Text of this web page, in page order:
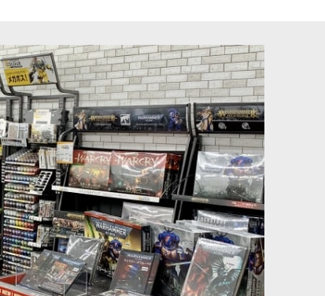
。 『ウォーハンマー40,000：コンバットパトロール』を
。 『ウォーハンマー40,000：コンバットパトロール』を
6号[38983]
[週刊ウォーハンマー] コンバットパトロール 15号
[38983]
2,499円(税込)